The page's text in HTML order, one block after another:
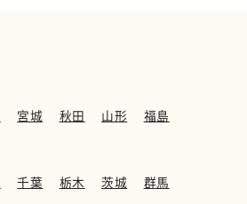
宮城 秋田 山形 福島
千葉 栃木 茨城 群馬